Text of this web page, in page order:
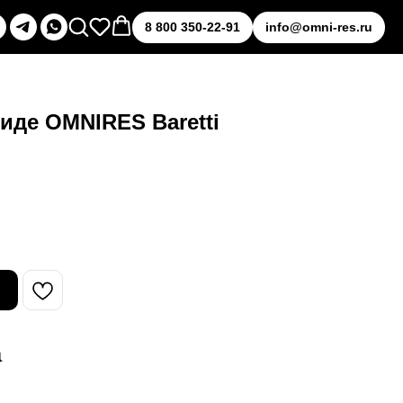
8 800 350-22-91 info@omni-res.ru
OMNIRES Baretti